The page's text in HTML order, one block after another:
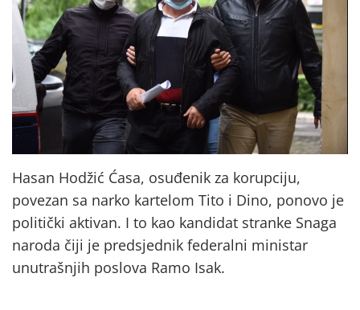
Hasan Hodžić Ćasa, osuđenik za korupciju,
povezan sa narko kartelom Tito i Dino, ponovo je
politički aktivan. I to kao kandidat stranke Snaga
naroda čiji je predsjednik federalni ministar
unutrašnjih poslova Ramo Isak.